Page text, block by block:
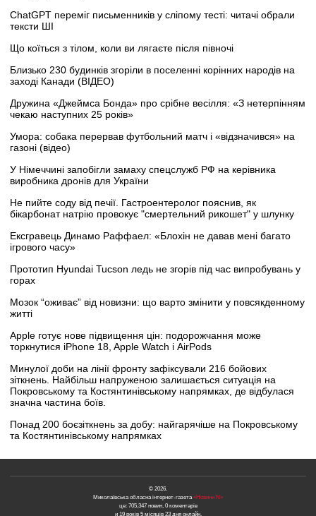
ChatGPT переміг письменників у сліпому тесті: читачі обрали
тексти ШІ
Що коїться з тілом, коли ви лягаєте після півночі
Близько 230 будинків згоріли в поселенні корінних народів на
заході Канади (ВІДЕО)
Дружина «Джеймса Бонда» про срібне весілля: «З нетерпінням
чекаю наступних 25 років»
Умора: собака перервав футбольний матч і «відзначився» на
газоні (відео)
У Німеччині запобігли замаху спецслужб РФ на керівника
виробника дронів для України
Не пийте соду від печії. Гастроентеролог пояснив, як
бікарбонат натрію провокує "смертельний рикошет" у шлунку
Ексгравець Динамо Раффаел: «Блохін не давав мені багато
ігрового часу»
Прототип Hyundai Tucson ледь не згорів під час випробувань у
горах
Мозок “оживає” від новизни: що варто змінити у повсякденному
житті
Apple готує нове підвищення цін: подорожчання може
торкнутися iPhone 18, Apple Watch і AirPods
Минулої доби на лінії фронту зафіксували 216 бойових
зіткнень. Найбільш напруженою залишається ситуація на
Покровському та Костянтинівському напрямках, де відбулася
значна частина боїв.
Понад 200 боєзіткнень за добу: найгарячіше на Покровському
та Костянтинівському напрямках
© 2026.
Миколаївська обласна інтернет-газета«Новини N»
це: 705,347 новин, 0 коментарів
и 19 років 5 місяців 23 дня онлайн.